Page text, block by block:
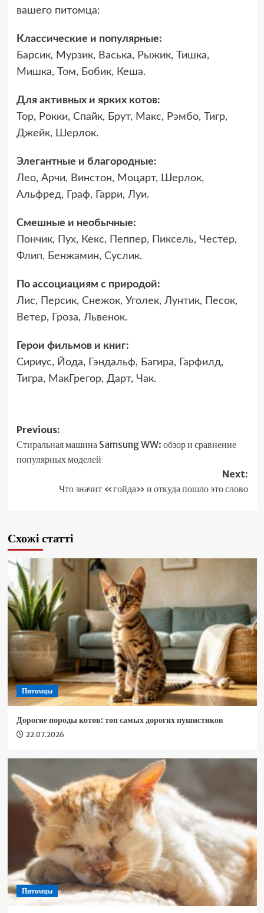
вашего питомца:
Классические и популярные:
Барсик, Мурзик, Васька, Рыжик, Тишка,
Мишка, Том, Бобик, Кеша.
Для активных и ярких котов:
Тор, Рокки, Спайк, Брут, Макс, Рэмбо, Тигр,
Джейк, Шерлок.
Элегантные и благородные:
Лео, Арчи, Винстон, Моцарт, Шерлок,
Альфред, Граф, Гарри, Луи.
Смешные и необычные:
Пончик, Пух, Кекс, Пеппер, Пиксель, Честер,
Флип, Бенжамин, Суслик.
По ассоциациям с природой:
Лис, Персик, Снежок, Уголек, Лунтик, Песок,
Ветер, Гроза, Львенок.
Герои фильмов и книг:
Сириус, Йода, Гэндальф, Багира, Гарфилд,
Тигра, МакГрегор, Дарт, Чак.
Post
navigation
Previous:
Стиральная машина Samsung WW: обзор и сравнение
популярных моделей
Next:
Что значит «гойда» и откуда пошло это слово
Схожі статті
Питомцы
Дорогие породы котов: топ самых дорогих пушистиков
22.07.2026
Питомцы